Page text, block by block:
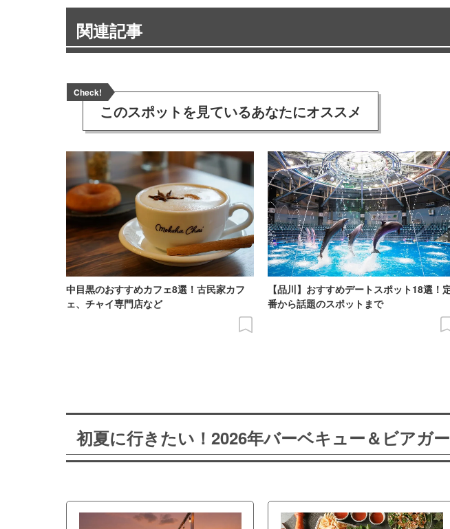
関連記事
Check!
このスポットを見ているあなたにオススメ
中目黒のおすすめカフェ8選！古民家カフ
ェ、チャイ専門店など
【品川】おすすめデートスポット18選！
番から話題のスポットまで
初夏に行きたい！2026年バーベキュー＆ビアガ